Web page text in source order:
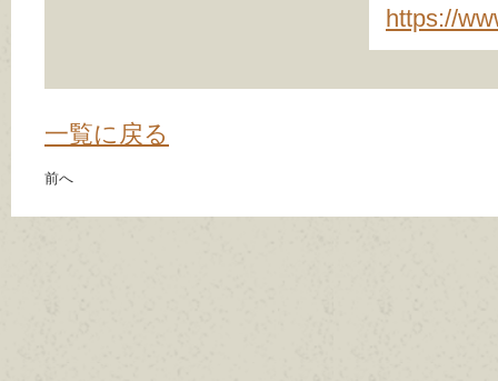
https://
一覧に戻る
前へ